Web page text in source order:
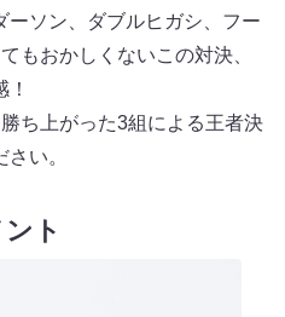
ソン、ダブルヒガシ、フー
もおかしくないこの対決、
ち上がった3組による王者決
い。
ト